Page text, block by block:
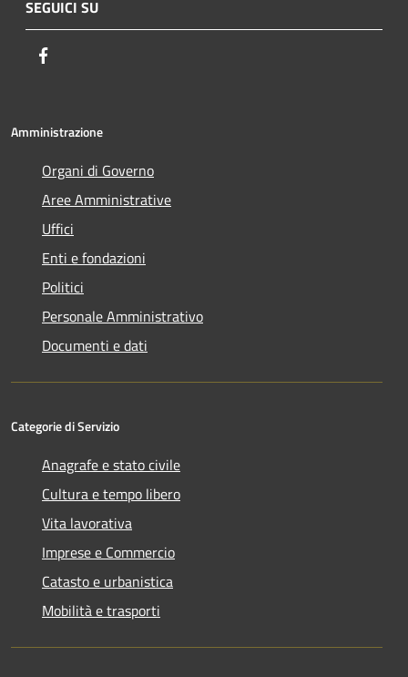
SEGUICI SU
Amministrazione
Organi di Governo
Aree Amministrative
Uffici
Enti e fondazioni
Politici
Personale Amministrativo
Documenti e dati
Categorie di Servizio
Anagrafe e stato civile
Cultura e tempo libero
Vita lavorativa
Imprese e Commercio
Catasto e urbanistica
Mobilità e trasporti